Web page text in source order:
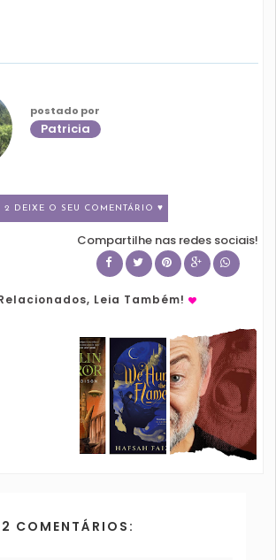
postado por
Patricia
2 DEIXE O SEU COMENTÁRIO ♥
Compartilhe nas redes sociais!
Leia Também!
2 COMENTÁRIOS: